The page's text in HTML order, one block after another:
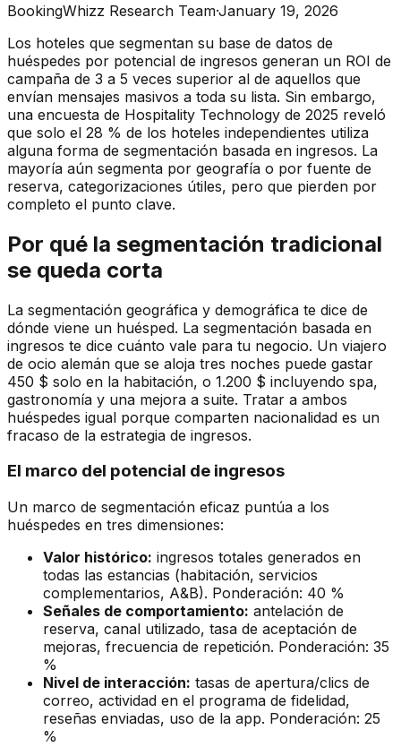
BookingWhizz Research Team·January 19, 2026
Los hoteles que segmentan su base de datos de
huéspedes por potencial de ingresos generan un ROI de
campaña de 3 a 5 veces superior al de aquellos que
envían mensajes masivos a toda su lista. Sin embargo,
una encuesta de Hospitality Technology de 2025 reveló
que solo el 28 % de los hoteles independientes utiliza
alguna forma de segmentación basada en ingresos. La
mayoría aún segmenta por geografía o por fuente de
reserva, categorizaciones útiles, pero que pierden por
completo el punto clave.
Por qué la segmentación tradicional
se queda corta
La segmentación geográfica y demográfica te dice de
dónde viene un huésped. La segmentación basada en
ingresos te dice cuánto vale para tu negocio. Un viajero
de ocio alemán que se aloja tres noches puede gastar
450 $ solo en la habitación, o 1.200 $ incluyendo spa,
gastronomía y una mejora a suite. Tratar a ambos
huéspedes igual porque comparten nacionalidad es un
fracaso de la estrategia de ingresos.
El marco del potencial de ingresos
Un marco de segmentación eficaz puntúa a los
huéspedes en tres dimensiones:
Valor histórico: ingresos totales generados en
todas las estancias (habitación, servicios
complementarios, A&B). Ponderación: 40 %
Señales de comportamiento: antelación de
reserva, canal utilizado, tasa de aceptación de
mejoras, frecuencia de repetición. Ponderación: 35
%
Nivel de interacción: tasas de apertura/clics de
correo, actividad en el programa de fidelidad,
reseñas enviadas, uso de la app. Ponderación: 25
%